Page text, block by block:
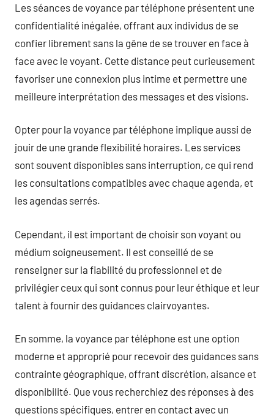
Les séances de voyance par téléphone présentent une
confidentialité inégalée, offrant aux individus de se
confier librement sans la gêne de se trouver en face à
face avec le voyant. Cette distance peut curieusement
favoriser une connexion plus intime et permettre une
meilleure interprétation des messages et des visions.
Opter pour la voyance par téléphone implique aussi de
jouir de une grande flexibilité horaires. Les services
sont souvent disponibles sans interruption, ce qui rend
les consultations compatibles avec chaque agenda, et
les agendas serrés.
Cependant, il est important de choisir son voyant ou
médium soigneusement. Il est conseillé de se
renseigner sur la fiabilité du professionnel et de
privilégier ceux qui sont connus pour leur éthique et leur
talent à fournir des guidances clairvoyantes.
En somme, la voyance par téléphone est une option
moderne et approprié pour recevoir des guidances sans
contrainte géographique, offrant discrétion, aisance et
disponibilité. Que vous recherchiez des réponses à des
questions spécifiques, entrer en contact avec un